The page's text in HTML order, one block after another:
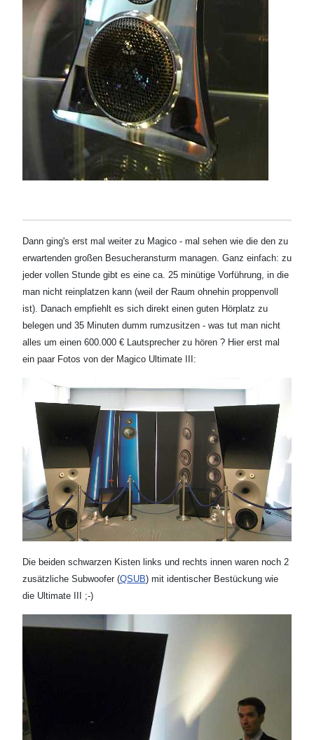
Dann ging's erst mal weiter zu Magico - mal sehen wie die den zu
erwartenden großen Besucheransturm managen. Ganz einfach: zu
jeder vollen Stunde gibt es eine ca. 25 minütige Vorführung, in die
man nicht reinplatzen kann (weil der Raum ohnehin proppenvoll
ist). Danach empfiehlt es sich direkt einen guten Hörplatz zu
belegen und 35 Minuten dumm rumzusitzen - was tut man nicht
alles um einen 600.000 € Lautsprecher zu hören ? Hier erst mal
ein paar Fotos von der Magico Ultimate III:
Die beiden schwarzen Kisten links und rechts innen waren noch 2
zusätzliche Subwoofer (QSUB) mit identischer Bestückung wie
die Ultimate III ;-)